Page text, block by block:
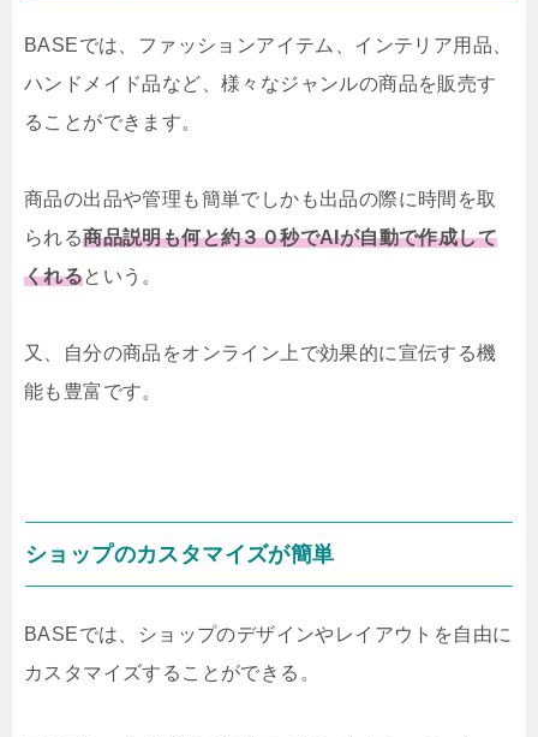
BASEでは、ファッションアイテム、インテリア用品、
ハンドメイド品など、様々なジャンルの商品を販売す
ることができます。
商品の出品や管理も簡単でしかも出品の際に時間を取
られる商品説明も何と約３０秒でAIが自動で作成して
くれるという。
又、自分の商品をオンライン上で効果的に宣伝する機
能も豊富です。
ショップのカスタマイズが簡単
BASEでは、ショップのデザインやレイアウトを自由に
カスタマイズすることができる。